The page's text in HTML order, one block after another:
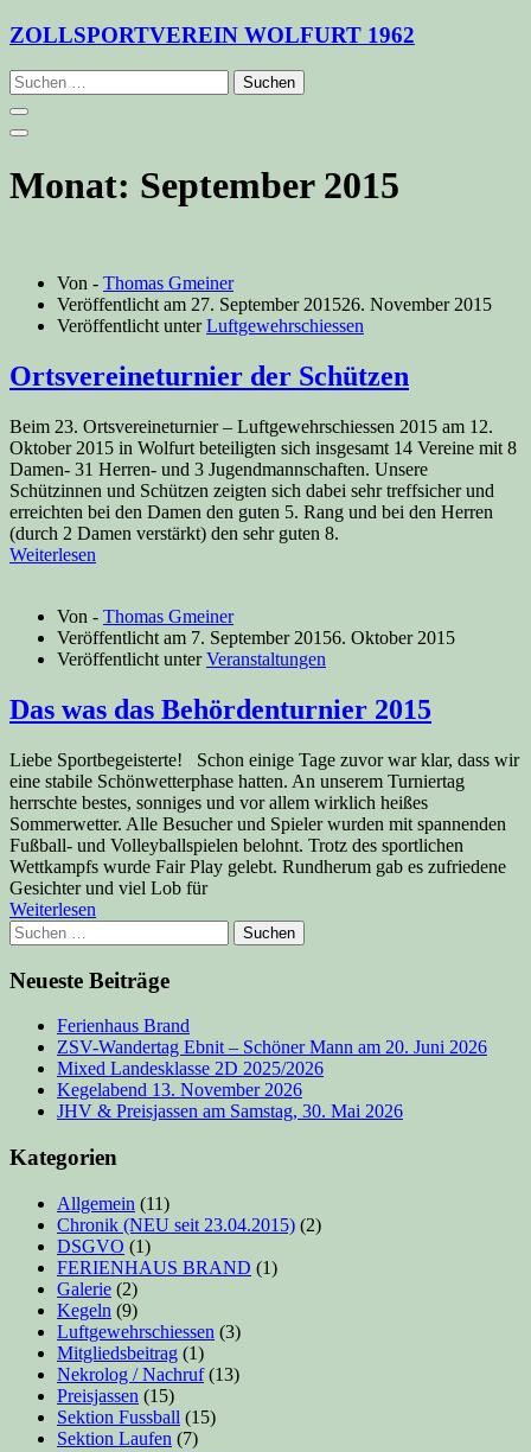
Zum
springen
ZOLLSPORTVEREIN WOLFURT 1962
Suchen
nach:
Monat: September 2015
Von - Thomas Gmeiner
Veröffentlicht am 27. September 201526. November 2015
Veröffentlicht unterLuftgewehrschiessen
Ortsvereineturnier der Schützen
Beim 23. Ortsvereineturnier – Luftgewehrschiessen 2015 am 12.
Oktober 2015 in Wolfurt beteiligten sich insgesamt 14 Vereine mit 8
Damen- 31 Herren- und 3 Jugendmannschaften. Unsere
Schützinnen und Schützen zeigten sich dabei sehr treffsicher und
erreichten bei den Damen den guten 5. Rang und bei den Herren
(durch 2 Damen verstärkt) den sehr guten 8.
Weiterlesen
Von - Thomas Gmeiner
Veröffentlicht am 7. September 20156. Oktober 2015
Veröffentlicht unterVeranstaltungen
Das was das Behördenturnier 2015
Liebe Sportbegeisterte! Schon einige Tage zuvor war klar, dass wir
eine stabile Schönwetterphase hatten. An unserem Turniertag
herrschte bestes, sonniges und vor allem wirklich heißes
Sommerwetter. Alle Besucher und Spieler wurden mit spannenden
Fußball- und Volleyballspielen belohnt. Trotz des sportlichen
Wettkampfs wurde Fair Play gelebt. Rundherum gab es zufriedene
Gesichter und viel Lob für
Weiterlesen
Suchen
nach:
Neueste Beiträge
Ferienhaus Brand
ZSV-Wandertag Ebnit – Schöner Mann am 20. Juni 2026
Mixed Landesklasse 2D 2025/2026
Kegelabend 13. November 2026
JHV & Preisjassen am Samstag, 30. Mai 2026
Kategorien
Allgemein (11)
Chronik (NEU seit 23.04.2015) (2)
DSGVO (1)
FERIENHAUS BRAND (1)
Galerie (2)
Kegeln (9)
Luftgewehrschiessen (3)
Mitgliedsbeitrag (1)
Nekrolog / Nachruf(13)
Preisjassen (15)
Sektion Fussball (15)
Sektion Laufen (7)